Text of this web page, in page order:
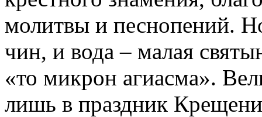
молитвы и песнопений.
чин, и вода – малая
«то микрон агиасма».
лишь в праздник